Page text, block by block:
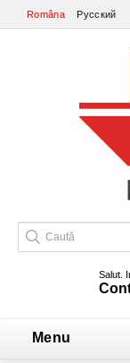
Româna Русский
Salut.
Menu